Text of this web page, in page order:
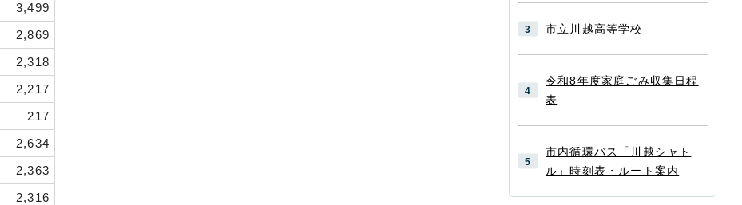
3,499
2,869
2,318
2,217
217
2,634
2,363
2,316
市立川越高等学校
令和8年度家庭ごみ収集日程
表
市内循環バス「川越シャト
ル」時刻表・ルート案内